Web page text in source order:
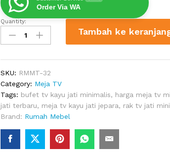
Order Via WA
Lemari
TV
Kayu
Quantity:
Tambah ke
SKU: RMMT-32
Category: Meja TV
Tags: bufet tv kayu jati minimalis, harga meja tv
jati terbaru, meja tv kayu jati jepara, rak tv jati
Brand: Rumah Mebel